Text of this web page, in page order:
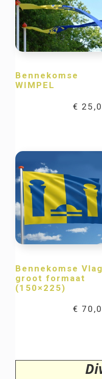
Bennekomse
WIMPEL
€
Bennekomse
groot formaat
(150×225)
€